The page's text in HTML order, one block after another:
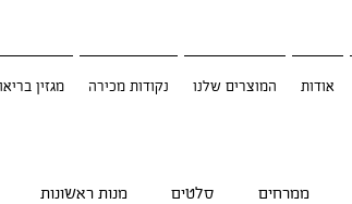
אודות המוצרים שלנו נקודות מכירה מגזין
ממרחים סלטים מנות ראשונות